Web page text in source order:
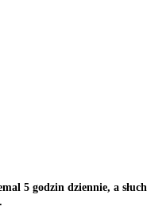
5 godzin dziennie, a